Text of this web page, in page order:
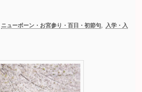
ニューボーン・お宮参り・百日・初節句,
入学・入